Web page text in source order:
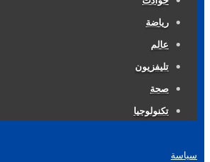
رياضة
عالم
تليفزيون
صحة
تكنولوجيا
سياسة